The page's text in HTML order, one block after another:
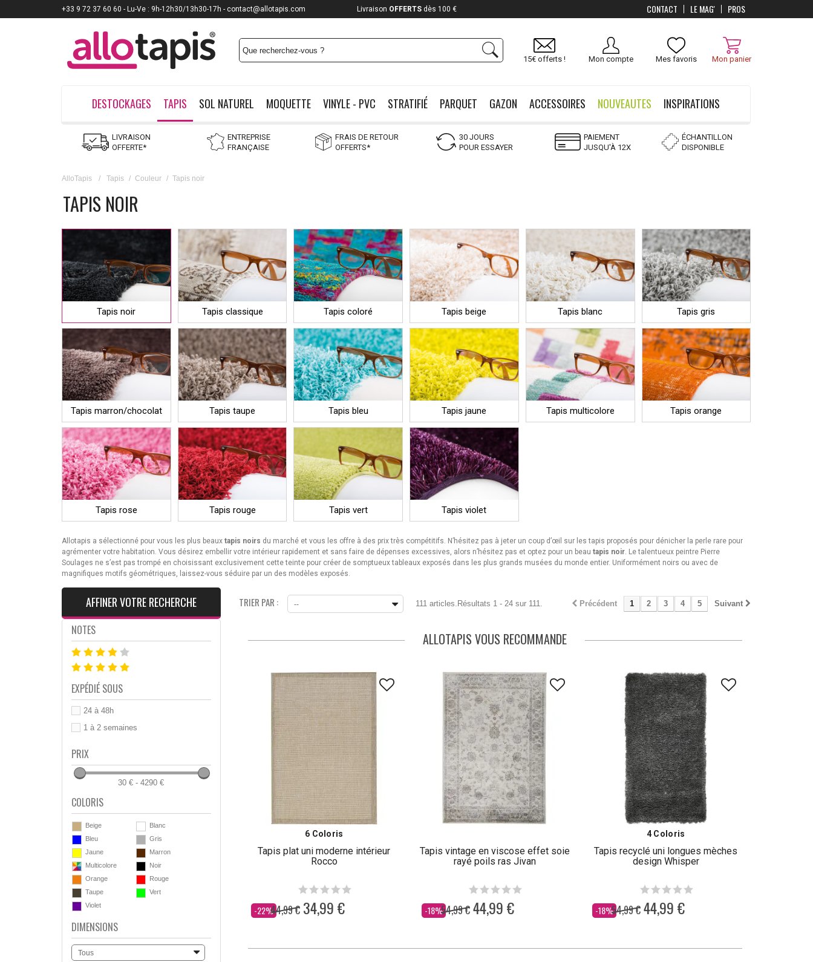
Mon panier
Mes favoris
Mon compte
15€ offerts !
DESTOCKAGES TAPIS SOL NATUREL MOQUETTE VINYLE - PVC STRATIFIÉ PARQUET GAZON ACCESSOIRES NOUVEAUTES INSPIRATIONS
LIVRAISON
OFFERTE*
ENTREPRISE
FRANÇAISE
FRAIS DE RETOUR
OFFERTS*
30 JOURS
POUR ESSAYER
PAIEMENT
JUSQU'À 12X
ÉCHANTILLON
DISPONIBLE
AlloTapis / Tapis / Couleur / Tapis noir
TAPIS NOIR
Tapis noir Tapis classique Tapis coloré Tapis beige Tapis blanc Tapis gris
Tapis marron/chocolat Tapis taupe Tapis bleu Tapis jaune Tapis multicolore Tapis orange
Tapis rose Tapis rouge Tapis vert Tapis violet
Allotapis a sélectionné pour vous les plus beaux tapis noirs du marché et vous les offre à des prix très compétitifs. N’hésitez pas à jeter un coup d’œil sur les tapis proposés pour dénicher la perle rare pour
agrémenter votre habitation. Vous désirez embellir votre intérieur rapidement et sans faire de dépenses excessives, alors n’hésitez pas et optez pour un beau tapis noir. Le talentueux peintre Pierre
Soulages ne s’est pas trompé en choisissant exclusivement cette teinte pour créer de somptueux tableaux exposés dans les plus grands musées du monde entier. Uniformément noirs ou avec de
magnifiques motifs géométriques, laissez-vous séduire par un des modèles exposés.
AFFINER VOTRE RECHERCHE
NOTES
EXPÉDIÉ SOUS
24 à 48h
1 à 2 semaines
PRIX
30 € - 4290 €
COLORIS
Beige
Blanc
Bleu
Gris
Jaune
Marron
Multicolore
Noir
Orange
Rouge
Taupe
Vert
Violet
DIMENSIONS
Tous
TRIER PAR : -- 111 articles. Précédent 1 2 3 4 5 Suivant
Résultats 1 - 24 sur 111.
ALLOTAPIS VOUS RECOMMANDE
6 Coloris
Tapis plat uni moderne intérieur
Rocco
-22%
Dès 44,99 € 34,99 €
Tapis vintage en viscose effet soie
rayé poils ras Jivan
-18%
Dès 54,99 € 44,99 €
4 Coloris
Tapis recyclé uni longues mèches
design Whisper
-18%
Dès 54,99 € 44,99 €
PROS
LE MAG'
CONTACT
+33 9 72 37 60 60 - Lu-Ve : 9h-12h30/13h30-17h - contact@allotapis.com Payez jusqu'à12x OFFERTSdès 100 €